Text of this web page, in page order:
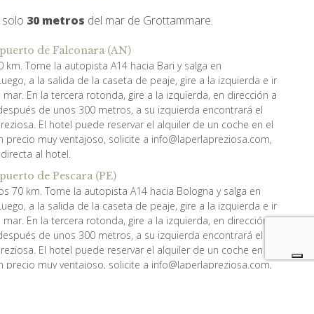
solo 30 metros del mar de Grottammare.
de Falconara (AN)
km. Tome la autopista A14 hacia Bari y salga en
a la salida de la caseta de peaje, gire a la izquierda e ir
En la tercera rotonda, gire a la izquierda, en dirección a
de unos 300 metros, a su izquierda encontrará el
El hotel puede reservar el alquiler de un coche en el
precio muy ventajoso, solicite a info@laperlapreziosa.com,
al hotel.
de Pescara (PE)
70 km. Tome la autopista A14 hacia Bologna y salga en
a la salida de la caseta de peaje, gire a la izquierda e ir
En la tercera rotonda, gire a la izquierda, en dirección a
de unos 300 metros, a su izquierda encontrará el
El hotel puede reservar el alquiler de un coche en el
precio muy ventajoso, solicite a info@laperlapreziosa.com,